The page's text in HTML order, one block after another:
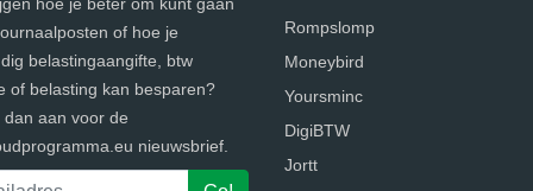
of hoe je
belastingaangifte, btw
of belasting kan besparen?
dan aan voor de
nieuwsbrief.
Rompslomp
Moneybird
Yoursminc
DigiBTW
Jortt